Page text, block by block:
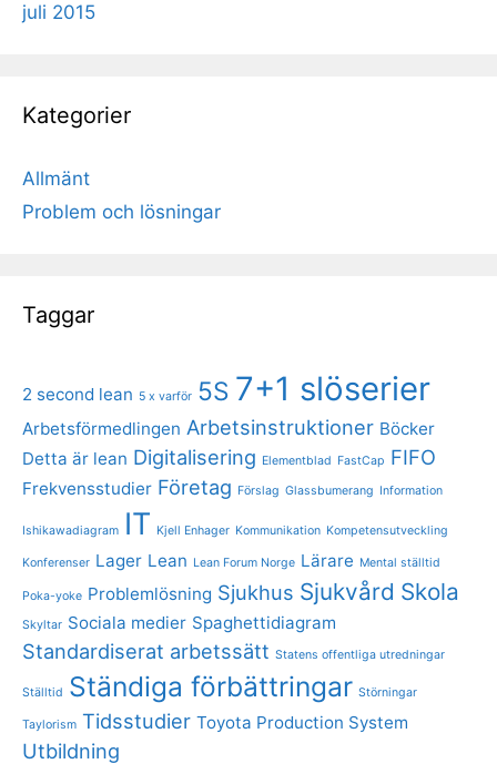
juli 2015
Kategorier
Allmänt
Problem och lösningar
Taggar
2 second lean 5 x varför 5S 7+1 slöserier
Arbetsförmedlingen Arbetsinstruktioner Böcker
Detta är lean Digitalisering Elementblad FastCap FIFO
Frekvensstudier Företag Förslag Glassbumerang Information
Ishikawadiagram IT Kjell Enhager Kommunikation Kompetensutveckling
Konferenser Lager Lean Lean Forum Norge Lärare Mental ställtid
Poka-yoke Problemlösning Sjukhus Sjukvård Skola
Skyltar Sociala medier Spaghettidiagram
Standardiserat arbetssätt Statens offentliga utredningar
Ställtid Ständiga förbättringar Störningar
Taylorism Tidsstudier Toyota Production System
Utbildning